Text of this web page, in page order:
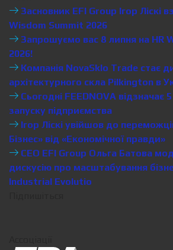
Засновник EFI Group Ігор Ліскі
Wisdom Summit 2026
Запрошуємо вас 8 липня на HR
2026!
Компанія NovaSklo Trade стає
архітектурного скла Pilkington в
Сьогодні FEEDNOVA відзначає
запуску підприємства
Ігор Ліскі увійшов до
Бізнес» від «Економічної правди»
CEO EFI Group Ольга Батова
дискусію про масштабування
Industrial Evolutio